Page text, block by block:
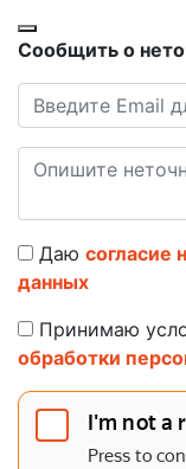
Сообщить о
Даю согласие
данных
Принимаю
обработки